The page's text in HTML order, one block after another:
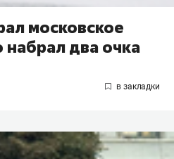
московское
два очка